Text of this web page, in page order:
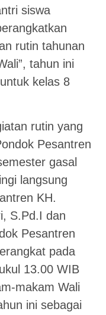
siswa
rutin tahunan
tahun ini
kelas 8
rutin yang
Pesantren
gasal
langsung
KH.
S.Pd.I dan
Pesantren
pada
13.00 WIB
makam Wali
ini sebagai